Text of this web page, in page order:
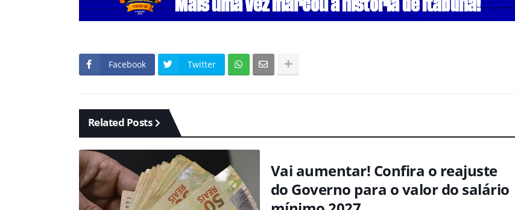
Facebook Twitter
Related Posts
Vai aumentar! Confira o reajuste
do Governo para o valor do salário